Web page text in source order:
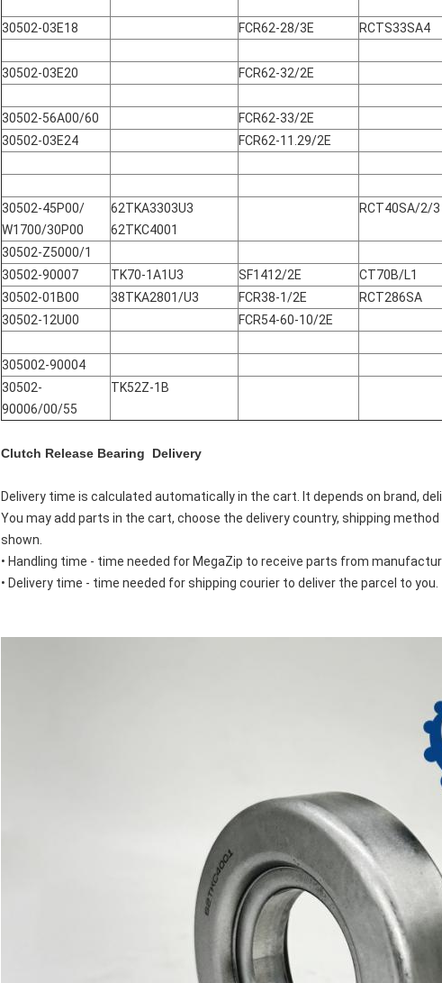
30502-03E18 FCR62-28/3E RCTS33SA4
30502-03E20 FCR62-32/2E
30502-56A00/60 FCR62-33/2E
30502-03E24
FCR62-11.29/2E
30502-45P00/
W1700/30P00
62TKA3303U3
62TKC4001
RCT40SA/2/3
30502-Z5000/1
30502-90007
TK70-1A1U3 SF1412/2E CT70B/L1
30502-01B00
38TKA2801/U3 FCR38-1/2E RCT286SA
30502-12U00
FCR54-60-10/2E
305002-90004
30502-
90006/00/55
TK52Z-1B
Clutch Release Bearing Delivery
Delivery time is calculated automatically in the cart. It depends on brand,
You may add parts in the cart, choose the delivery country, shipping
shown.
• Handling time - time needed for MegaZip to receive parts from
• Delivery time - time needed for shipping courier to deliver the parcel to you.